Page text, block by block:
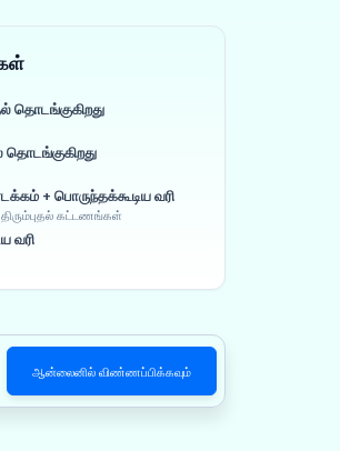
தொடங்குகிறது
+ பொருந்தக்கூடிய வரி
கட்டணங்கள்
வரி
ஆன்லைனில் விண்ணப்பிக்கவும்